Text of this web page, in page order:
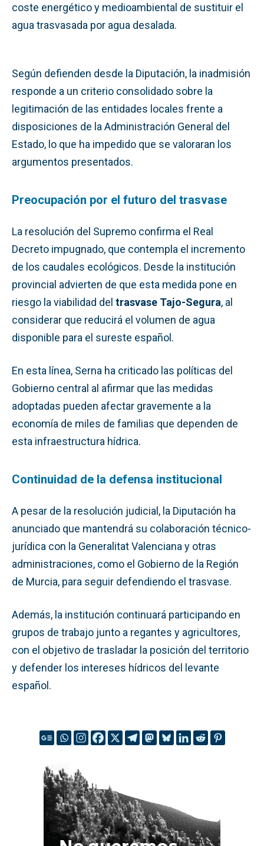
coste energético y medioambiental de sustituir el
agua trasvasada por agua desalada.
Según defienden desde la Diputación, la inadmisión
responde a un criterio consolidado sobre la
legitimación de las entidades locales frente a
disposiciones de la Administración General del
Estado, lo que ha impedido que se valoraran los
argumentos presentados.
Preocupación por el futuro del trasvase
La resolución del Supremo confirma el Real
Decreto impugnado, que contempla el incremento
de los caudales ecológicos. Desde la institución
provincial advierten de que esta medida pone en
riesgo la viabilidad del trasvase Tajo-Segura, al
considerar que reducirá el volumen de agua
disponible para el sureste español.
En esta línea, Serna ha criticado las políticas del
Gobierno central al afirmar que las medidas
adoptadas pueden afectar gravemente a la
economía de miles de familias que dependen de
esta infraestructura hídrica.
Continuidad de la defensa institucional
A pesar de la resolución judicial, la Diputación ha
anunciado que mantendrá su colaboración técnico-
jurídica con la Generalitat Valenciana y otras
administraciones, como el Gobierno de la Región
de Murcia, para seguir defendiendo el trasvase.
Además, la institución continuará participando en
grupos de trabajo junto a regantes y agricultores,
con el objetivo de trasladar la posición del territorio
y defender los intereses hídricos del levante
español.